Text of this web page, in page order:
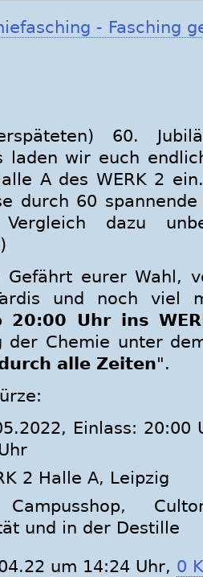
- Fasching
60.
laden wir euch
A des WERK 2
durch 60 spannende
dazu
Gefährt eurer Wahl,
und noch viel
20:00 Uhr ins
der Chemie unter
alle Zeiten".
Einlass: 20:00
2 Halle A, Leipzig
und in der Destille
um 14:24 Uhr, 0